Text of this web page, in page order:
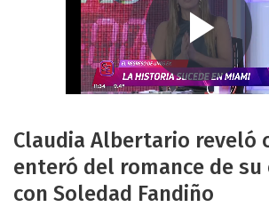
Claudia Albertario reveló
enteró del romance de su
con Soledad Fandiño